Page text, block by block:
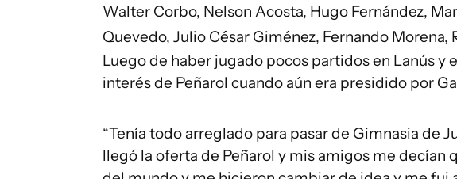
Walter Corbo, Nelson Acosta, Hugo Fernández,
Quevedo, Julio César Giménez, Fernando
Luego de haber jugado pocos partidos en Lanús y
interés de Peñarol cuando aún era presidido por
“Tenía todo arreglado para pasar de Gimnasia de
llegó la oferta de Peñarol y mis amigos me decían